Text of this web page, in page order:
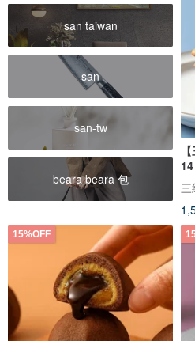
san taiwan
san
san-tw
beara beara 包
秋
ギ
15%OFF